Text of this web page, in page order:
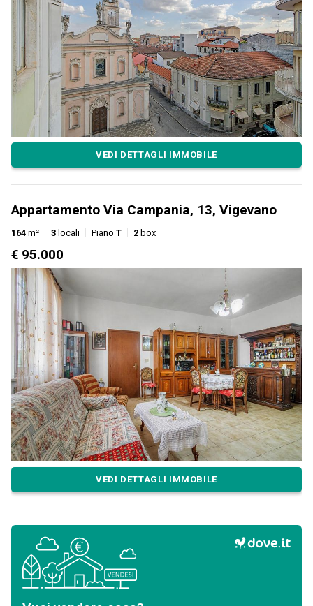
VEDI DETTAGLI IMMOBILE
Appartamento Via Campania, 13, Vigevano
164 m² 3 locali Piano T 2 box
€ 95.000
VEDI DETTAGLI IMMOBILE